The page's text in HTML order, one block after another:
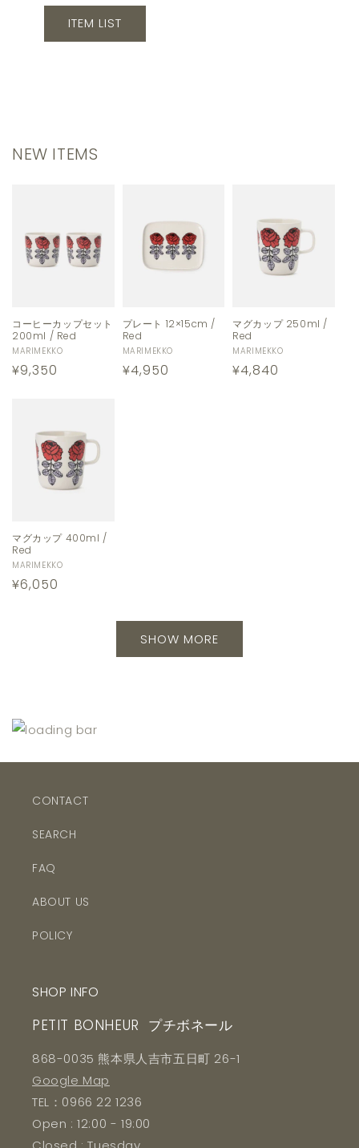
ITEM LIST
NEW ITEMS
コーヒーカップセット
200ml / Red
販
売
MARIMEKKO
通
¥9,350
プレート 12×15cm /
Red
販
売
MARIMEKKO
通
¥4,950
マグカップ 250ml /
Red
販
売
MARIMEKKO
通
¥4,840
マグカップ 400ml /
Red
販
売
MARIMEKKO
通
¥6,050
SHOW MORE
CONTACT
SEARCH
FAQ
ABOUT US
POLICY
SHOP INFO
PETIT BONHEUR プチボネール
868-0035 熊本県人吉市五日町 26-1
Google Map
TEL：0966 22 1236
Open : 12:00 - 19:00